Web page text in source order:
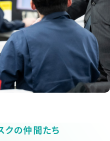
クの仲間たち